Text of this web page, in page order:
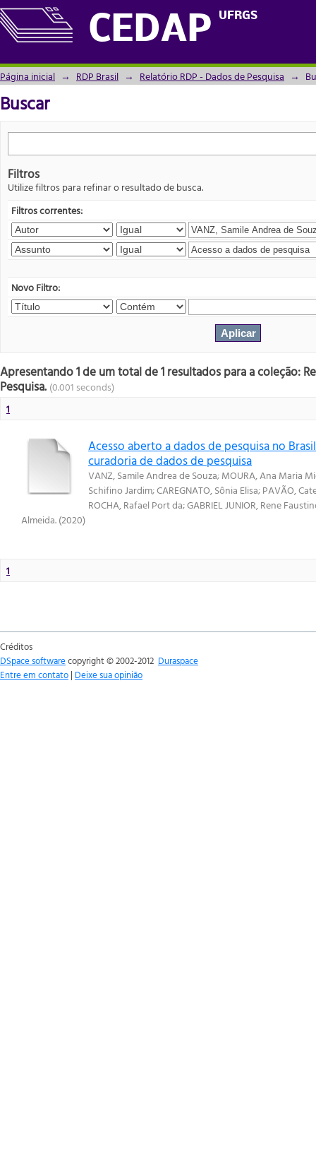
CEDAP UFRGS
Buscar
Página inicial → RDP Brasil → Relatório RDP - Dados de Pesquisa →
Buscar
Filtros
Utilize filtros para refinar o resultado de busca.
Filtros correntes:
Novo Filtro:
Apresentando 1 de um total de 1 resultados para a coleção:
Pesquisa. (0.001 seconds)
1
Acesso aberto a dados de pesquisa no
curadoria de dados de pesquisa
VANZ, Samile Andrea de Souza;MOURA, Ana Maria
Schifino Jardim;CAREGNATO, Sônia Elisa;PAVÃO,
ROCHA, Rafael Port da;GABRIEL JUNIOR, Rene
Almeida.(2020)
1
Créditos
DSpace softwarecopyright © 2002-2012 Duraspace
Entre em contato | Deixe sua opinião